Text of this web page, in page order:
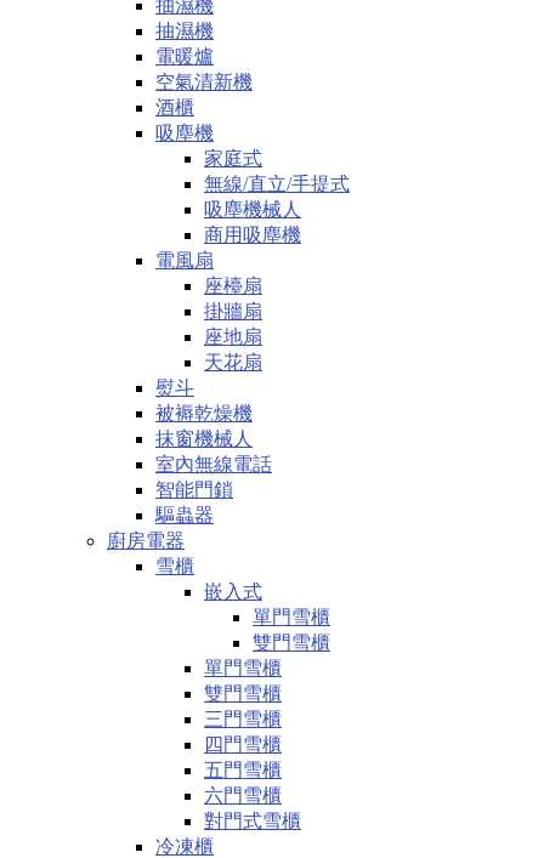
抽濕機
抽濕機
電暖爐
空氣清新機
酒櫃
吸塵機
家庭式
無線/直立/手提式
吸塵機械人
商用吸塵機
電風扇
座檯扇
掛牆扇
座地扇
天花扇
熨斗
被褥乾燥機
抹窗機械人
室內無線電話
智能門鎖
驅蟲器
廚房電器
雪櫃
嵌入式
單門雪櫃
雙門雪櫃
單門雪櫃
雙門雪櫃
三門雪櫃
四門雪櫃
五門雪櫃
六門雪櫃
對門式雪櫃
冷凍櫃